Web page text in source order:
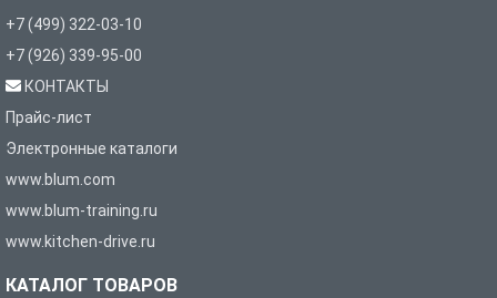
+7 (499) 322-03-10
+7 (926) 339-95-00
КОНТАКТЫ
Прайс-лист
Электронные каталоги
www.blum.com
www.blum-training.ru
www.kitchen-drive.ru
КАТАЛОГ ТОВАРОВ